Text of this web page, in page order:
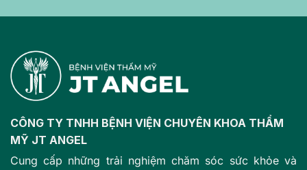
CÔNG TY TNHH BỆNH VIỆN CHUYÊN KHOA THẨM
MỸ JT ANGEL
Cung cấp những trải nghiệm chăm sóc sức khỏe và